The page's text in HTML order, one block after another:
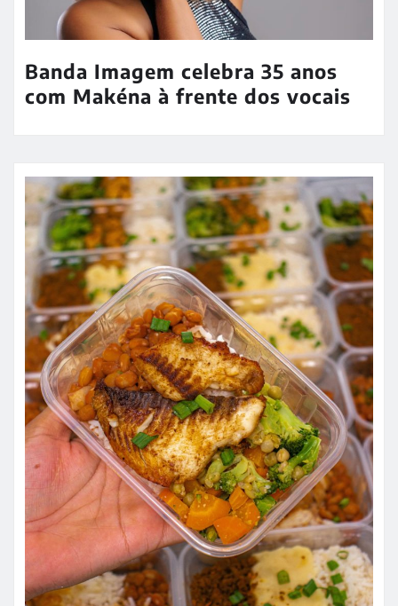
Banda Imagem celebra 35 anos
com Makéna à frente dos vocais